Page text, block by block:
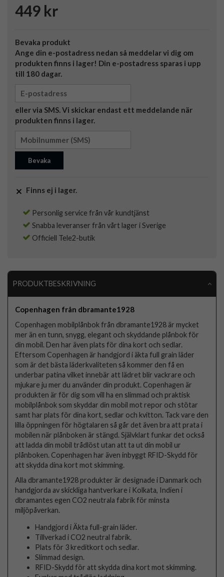
449 kr
Bevaka produkt
Ange din e-postadress nedan så meddelar vi dig om
produkten finns i lager! Din e-postadress sparas i upp
till 180 dagar.
eller via SMS. Vi skickar endast ett meddelande när
produkten finns i lager.
Bevaka
Finns ej i lager.
Personlig service från vår kundtjänst
Snabba leveranser från vårt lager i Sverige
Officiell Tele2-butik
PRODUKTBESKRIVNING
Copenhagen från dbramante1928
Copenhagen mobilplånbok från dbramante1928 är mycket
mer än en tunn, snygg, elegant och skyddande plånbok för
din mobil. Den har även plats för dina kort och sedlar.
Eftersom Copenhagen är handgjord i äkta full grain läder
som är det bästa läderkvaliteten så kommer den få en
underbar patina vilket innebär att lädret blir vackrare och
mjukare ju mer du använder din produkt. Copenhagen är
produkten är för dig som vill ha en slimmad och praktisk
mobilplånbok som skyddar din mobil mot repor och stötar
samt har plats för dina kort, sedlar och kvitton. Tack vare den
lilla öppningen för högtalaren så går det även bra att prata i
mobilen när plånboken är stängd. Självklart funkar det också
att ladda din mobil trådlöst utan att ta ut din mobil ur
plånboken. Copenhagen har även inbyggt RFID-Skydd för
att skydda dina kort mot skimming.
Alla dbramante1928 produkter är designade i Danmark och
handgjorda av skickliga hantverkare i Kolkata, Indien i
dbramantes egen CO2 neutrala fabrik för minsta
miljöpåverkan.
Handgjord i Äkta full-grain läder.
Tillverkad i CO2 neutral fabrik.
Plats för 3 kreditkort och sedlar.
Slimmad design.
RFID-Skydd för att skydda dina kort mot skimming.